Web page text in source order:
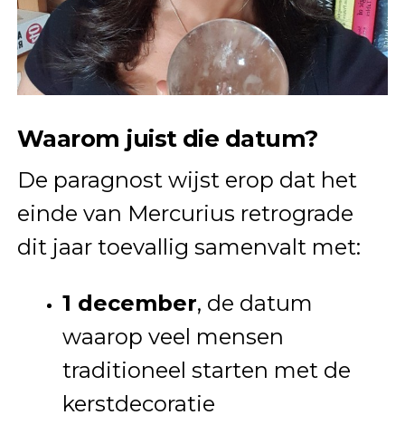
Waarom juist die datum?
De paragnost wijst erop dat het
einde van Mercurius retrograde
dit jaar toevallig samenvalt met:
1 december, de datum
waarop veel mensen
traditioneel starten met de
kerstdecoratie